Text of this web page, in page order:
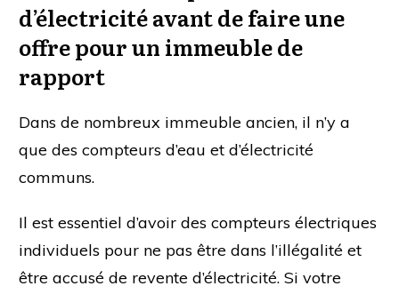
d’électricité avant de faire une
offre pour un immeuble de
rapport
Dans de nombreux immeuble ancien, il n’y a
que des compteurs d’eau et d’électricité
communs.
Il est essentiel d’avoir des compteurs électriques
individuels pour ne pas être dans l’illégalité et
être accusé de revente d’électricité. Si votre